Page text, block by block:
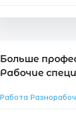
Больше
Рабочие
Работа